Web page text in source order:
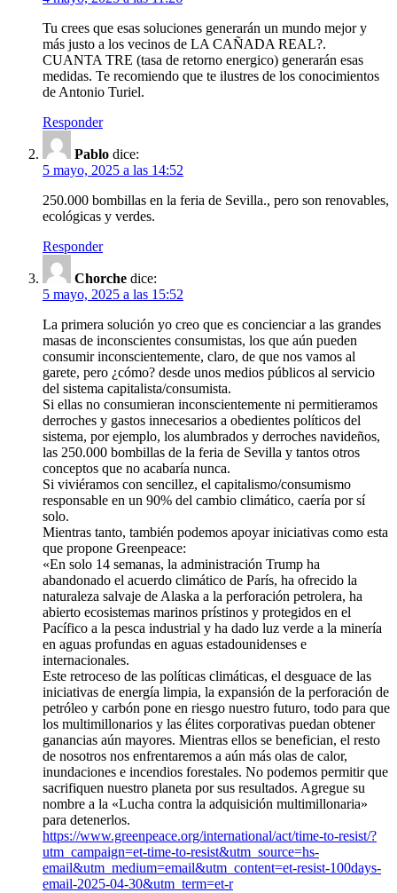
Tu crees que esas soluciones generarán un mundo mejor y
más justo a los vecinos de LA CAÑADA REAL?.
CUANTA TRE (tasa de retorno energico) generarán esas
medidas. Te recomiendo que te ilustres de los conocimientos
de Antonio Turiel.
Responder
Pablo dice:
5 mayo, 2025 a las 14:52
250.000 bombillas en la feria de Sevilla., pero son renovables,
ecológicas y verdes.
Responder
Chorche dice:
5 mayo, 2025 a las 15:52
La primera solución yo creo que es concienciar a las grandes
masas de inconscientes consumistas, los que aún pueden
consumir inconscientemente, claro, de que nos vamos al
garete, pero ¿cómo? desde unos medios públicos al servicio
del sistema capitalista/consumista.
Si ellas no consumieran inconscientemente ni permitieramos
derroches y gastos innecesarios a obedientes políticos del
sistema, por ejemplo, los alumbrados y derroches navideños,
las 250.000 bombillas de la feria de Sevilla y tantos otros
conceptos que no acabaría nunca.
Si viviéramos con sencillez, el capitalismo/consumismo
responsable en un 90% del cambio climático, caería por sí
solo.
Mientras tanto, también podemos apoyar iniciativas como esta
que propone Greenpeace:
«En solo 14 semanas, la administración Trump ha
abandonado el acuerdo climático de París, ha ofrecido la
naturaleza salvaje de Alaska a la perforación petrolera, ha
abierto ecosistemas marinos prístinos y protegidos en el
Pacífico a la pesca industrial y ha dado luz verde a la minería
en aguas profundas en aguas estadounidenses e
internacionales.
Este retroceso de las políticas climáticas, el desguace de las
iniciativas de energía limpia, la expansión de la perforación de
petróleo y carbón pone en riesgo nuestro futuro, todo para que
los multimillonarios y las élites corporativas puedan obtener
ganancias aún mayores. Mientras ellos se benefician, el resto
de nosotros nos enfrentaremos a aún más olas de calor,
inundaciones e incendios forestales. No podemos permitir que
sacrifiquen nuestro planeta por sus resultados. Agregue su
nombre a la «Lucha contra la adquisición multimillonaria»
para detenerlos.
https://www.greenpeace.org/international/act/time-to-resist/?
utm_campaign=et-time-to-resist&utm_source=hs-
email&utm_medium=email&utm_content=et-resist-100days-
email-2025-04-30&utm_term=et-r